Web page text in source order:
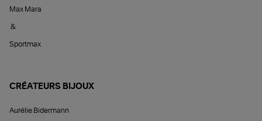
Max Mara
&
Sportmax
CRÉATEURS BIJOUX
Aurélie Bidermann